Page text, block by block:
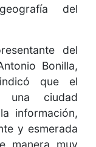
del
del
Bonilla,
que el
una ciudad
información,
y esmerada
manera muy